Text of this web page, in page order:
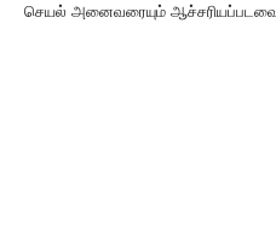
செயல் அனைவரையும்